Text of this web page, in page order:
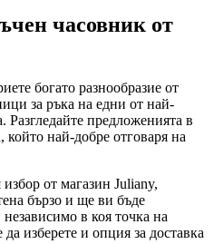
часовник от
богато разнообразие от
за ръка на едни от най-
Разгледайте предложенията в
който най-добре отговаря на
от магазин Juliany,
бързо и ще ви бъде
в коя точка на
изберете и опция за доставка